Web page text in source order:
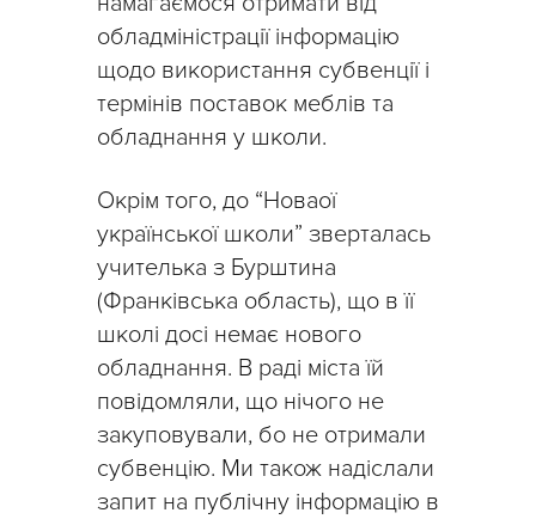
обладміністрації інформацію
щодо використання субвенції і
термінів поставок меблів та
обладнання у школи.
Окрім того, до “Новаої
української школи” зверталась
учителька з Бурштина
(Франківська область), що в її
школі досі немає нового
обладнання. В раді міста їй
повідомляли, що нічого не
закуповували, бо не отримали
субвенцію. Ми також надіслали
запит на публічну інформацію в